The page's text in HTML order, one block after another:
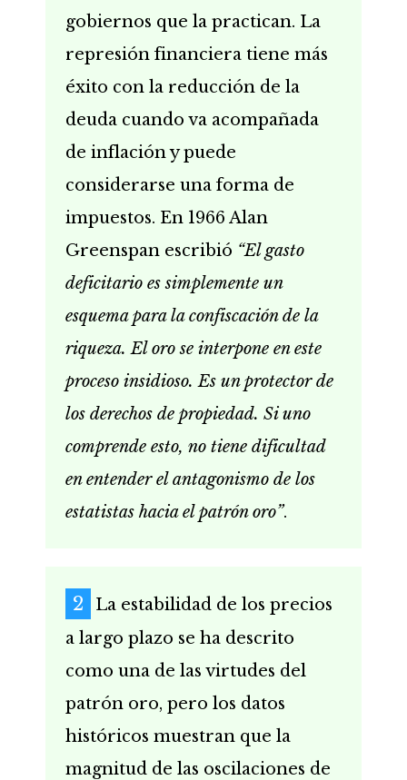
gobiernos que la practican. La
represión financiera tiene más
éxito con la reducción de la
deuda cuando va acompañada
de inflación y puede
considerarse una forma de
impuestos. En 1966 Alan
Greenspan escribió “El gasto
deficitario es simplemente un
esquema para la confiscación de la
riqueza. El oro se interpone en este
proceso insidioso. Es un protector de
los derechos de propiedad. Si uno
comprende esto, no tiene dificultad
en entender el antagonismo de los
estatistas hacia el patrón oro”.
La estabilidad de los precios
a largo plazo se ha descrito
como una de las virtudes del
patrón oro, pero los datos
históricos muestran que la
magnitud de las oscilaciones de